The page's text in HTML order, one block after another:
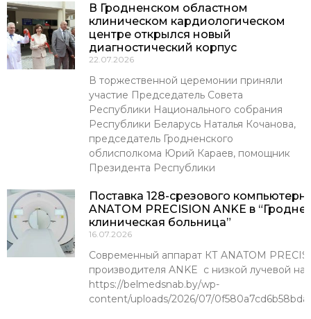
В Гродненском областном
клиническом кардиологическом
центре открылся новый
диагностический корпус
22.07.2026
В торжественной церемонии приняли
участие Председатель Совета
Республики Национального собрания
Республики Беларусь Наталья Кочанова,
председатель Гродненского
облисполкома Юрий Караев, помощник
Президента Республики
Поставка 128-срезового
ANATOM PRECISION ANKE в
клиническая больница”
16.07.2026
Современный аппарат КТ ANATOM
производителя ANKE с низкой лучевой
https://belmedsnab.by/wp-
content/uploads/2026/07/